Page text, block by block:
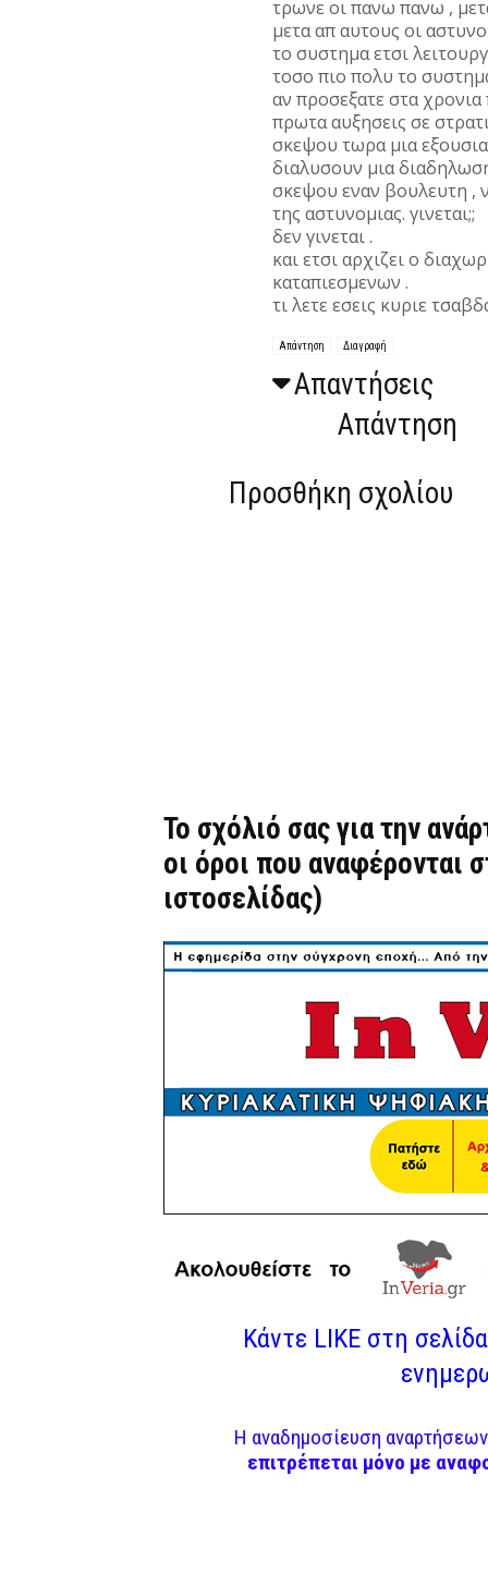
τρωνε οι πανω πανω ,
μετα απ αυτους οι
το συστημα ετσι
τοσο πιο πολυ το
αν προσεξατε στα
πρωτα αυξησεις σε
σκεψου τωρα μια εξουσια
διαλυσουν μια
σκεψου εναν βουλευτη ,
της αστυνομιας. γινεται;;
δεν γινεται .
και ετσι αρχιζει ο
καταπιεσμενων .
τι λετε εσεις κυριε
Απάντηση Διαγραφή
Απαντήσεις
Απάντηση
Προσθήκη σχολίου
Το σχόλιό σας για την
οι όροι που αναφέρονται
ιστοσελίδας)
Κάντε LIKE στη
Η αναδημοσίευση
επιτρέπεται μόνο με